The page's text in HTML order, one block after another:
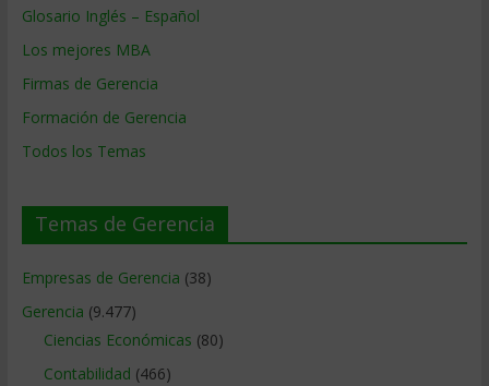
Glosario Inglés – Español
Los mejores MBA
Firmas de Gerencia
Formación de Gerencia
Todos los Temas
Temas de Gerencia
Empresas de Gerencia (38)
Gerencia (9.477)
Ciencias Económicas (80)
Contabilidad (466)